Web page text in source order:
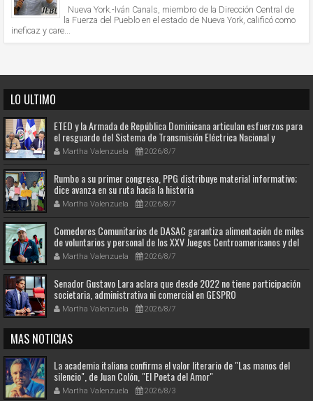
Nueva York.-Iván Canals, miembro de la Dirección Central de
la Fuerza del Pueblo en el estado de Nueva York, calificó como
ineficaz y care...
LO ULTIMO
ETED y la Armada de República Dominicana articulan esfuerzos para
el resguardo del Sistema de Transmisión Eléctrica Nacional y
fortalecimiento de capacidades.
Martha Valenzuela 2026/8/7
Rumbo a su primer congreso, PPG distribuye material informativo;
dice avanza en su ruta hacia la historia
Martha Valenzuela 2026/8/7
Comedores Comunitarios de DASAC garantiza alimentación de miles
de voluntarios y personal de los XXV Juegos Centroamericanos y del
Caribe Santo Domingo 2026
Martha Valenzuela 2026/8/7
Senador Gustavo Lara aclara que desde 2022 no tiene participación
societaria, administrativa ni comercial en GESPRO
Martha Valenzuela 2026/8/7
MAS NOTICIAS
La academia italiana confirma el valor literario de "Las manos del
silencio", de Juan Colón, "El Poeta del Amor"
Martha Valenzuela 2026/8/3